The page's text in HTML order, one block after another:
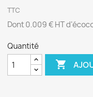
TTC
Dont 0.009 € HT
Quantité
